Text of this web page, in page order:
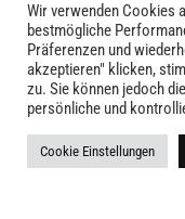
Wir verwenden Cookies
bestmögliche
Präferenzen und
akzeptieren" klicken,
zu. Sie können jedoch
persönliche und
Cookie Einstellungen